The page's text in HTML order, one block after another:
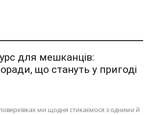
для мешканців:
що стануть у пригоді
ми щодня стикаємося з одними й